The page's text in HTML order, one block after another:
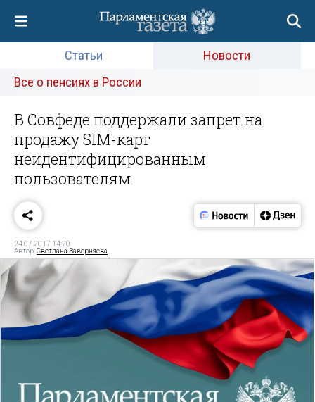
Статьи
Новости
Все о пенсиях в России
В Совфеде поддержали запрет на
продажу SIM-карт
неидентифицированным
пользователям
24.07.2017 14:20
Автор:Светлана Заверняева